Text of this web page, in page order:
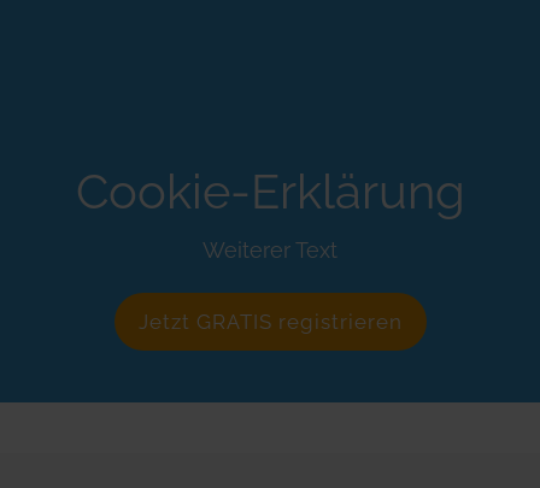
Cookie-Erklärung
Weiterer Text
Jetzt GRATIS registrieren